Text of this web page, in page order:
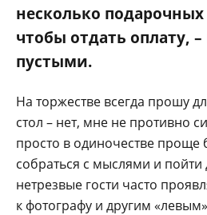
несколько
чтобы отдать оплату, –
пустыми.
На торжестве всегда прошу
стол – нет, мне не противно
просто в одиночестве проще
собраться с мыслями и
нетрезвые гости часто
к фотографу и другим